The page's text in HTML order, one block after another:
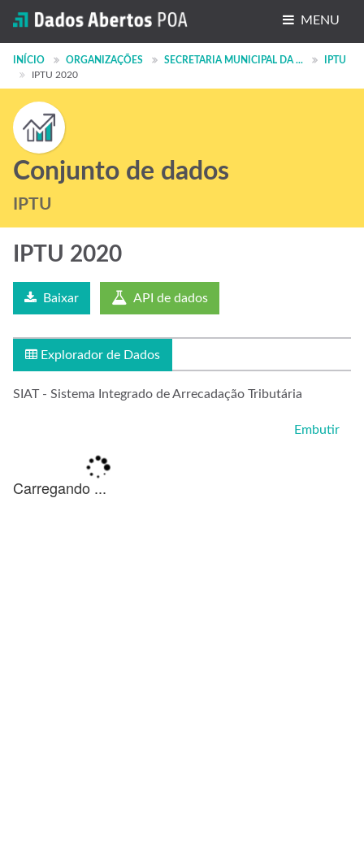
MENU
Conjuntos de dados
Organizações
Grupos
Sobre
INÍCIO ORGANIZAÇÕES SECRETARIA MUNICIPAL DA ...
IPTU
IPTU 2020
Conjunto de dados
IPTU
IPTU 2020
Baixar API de dados
Explorador de Dados
SIAT - Sistema Integrado de Arrecadação Tributária
Embutir